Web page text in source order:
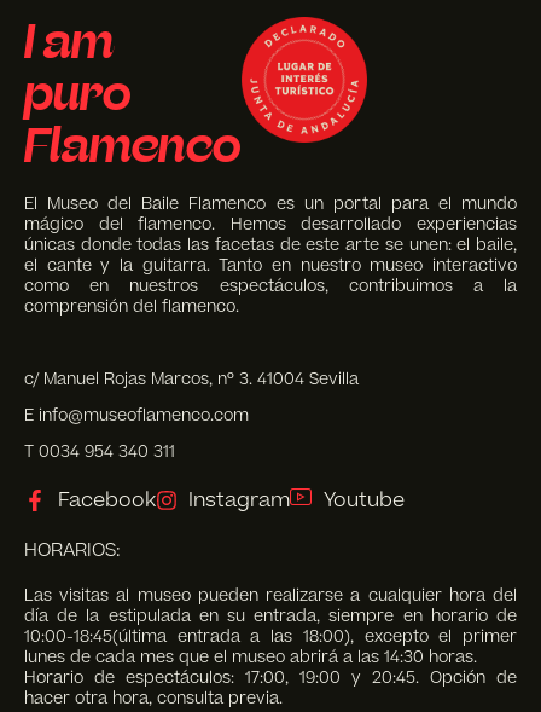
I am
puro
Flamenco
El Museo del Baile Flamenco es un portal para el mundo
mágico del flamenco. Hemos desarrollado experiencias
únicas donde todas las facetas de este arte se unen: el baile,
el cante y la guitarra. Tanto en nuestro museo interactivo
como en nuestros espectáculos, contribuimos a la
comprensión del flamenco.
c/ Manuel Rojas Marcos, nº 3. 41004 Sevilla
E info@museoflamenco.com
T 0034 954 340 311
Facebook Instagram Youtube
HORARIOS:
Las visitas al museo pueden realizarse a cualquier hora del
día de la estipulada en su entrada, siempre en horario de
10:00-18:45(última entrada a las 18:00), excepto el primer
lunes de cada mes que el museo abrirá a las 14:30 horas.
Horario de espectáculos: 17:00, 19:00 y 20:45. Opción de
hacer otra hora, consulta previa.